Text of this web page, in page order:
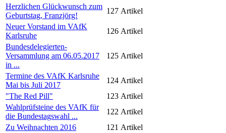
Herzlichen Glückwunsch zum
Geburtstag, Franzjörg!
127 Artikel
Neuer Vorstand im VAfK
Karlsruhe
126 Artikel
Bundesdelegierten-
Versammlung am 06.05.2017
in ...
125 Artikel
Termine des VAfK Karlsruhe
Mai bis Juli 2017
124 Artikel
"The Red Pill"
123 Artikel
Wahlprüfsteine des VAfK für
die Bundestagswahl ...
122 Artikel
Zu Weihnachten 2016
121 Artikel